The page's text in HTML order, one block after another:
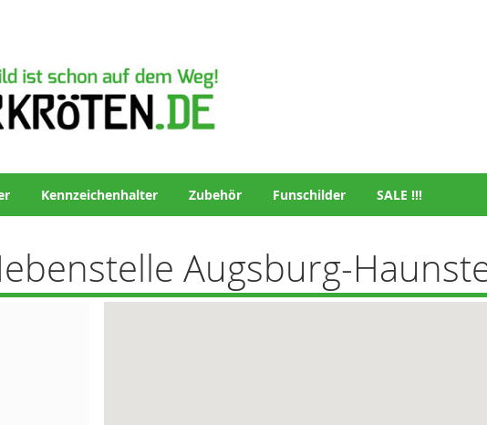
Kennzeichenhalter Zubehör Funschilder SALE !!!
Augsburg-